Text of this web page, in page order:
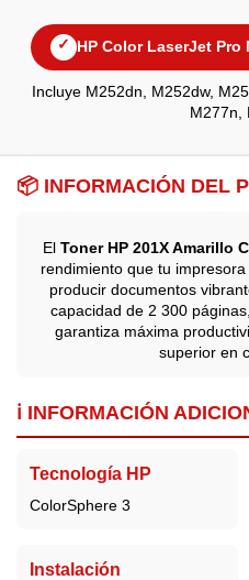
✓ HP Color LaserJet Pro
Incluye M252dn, M252dw,
M277n,
📦 INFORMACIÓN DEL
El Toner HP 201X Amarillo
rendimiento que tu
producir documentos
capacidad de 2 300
garantiza máxima
superior en
ℹ️ INFORMACIÓN
Tecnología HP
ColorSphere 3
Instalación